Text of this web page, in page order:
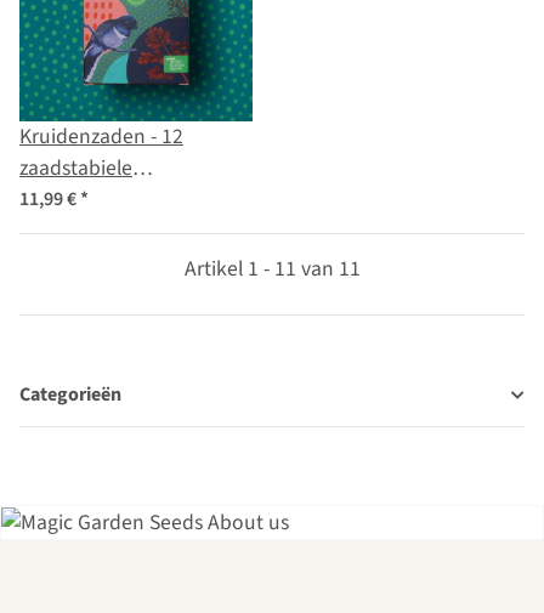
Kruidenzaden - 12
zaadstabiele
keukenkruidenvariëteiten
- pittig & heerlijk -
11,99 €*
Artikel 1 - 11 van 11
Categorieën